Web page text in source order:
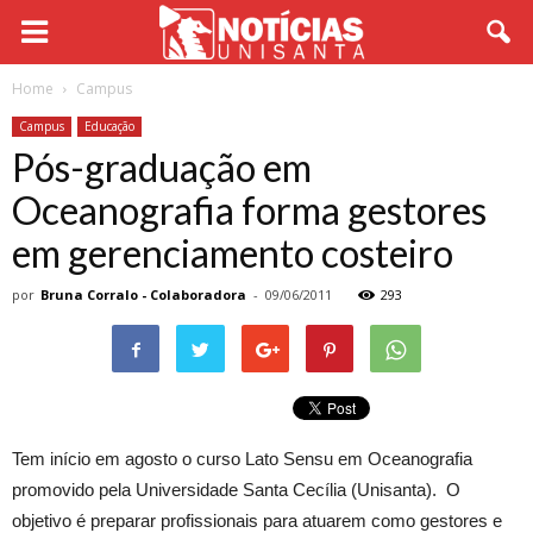
Home Campus
Campus Educação
Pós-graduação em
Oceanografia forma gestores
em gerenciamento costeiro
por Bruna Corralo - Colaboradora - 09/06/2011 293
Tem início em agosto o curso Lato Sensu em Oceanografia
promovido pela Universidade Santa Cecília (Unisanta). O
objetivo é preparar profissionais para atuarem como gestores e